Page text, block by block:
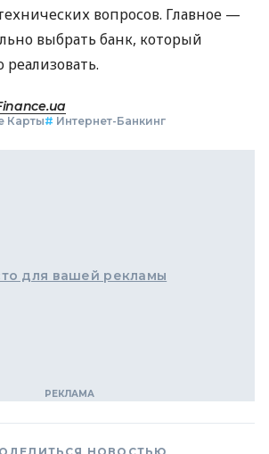
вопросов. Главное —
выбрать банк, который
реализовать.
Карты# Интернет-Банкинг
для вашей рекламы